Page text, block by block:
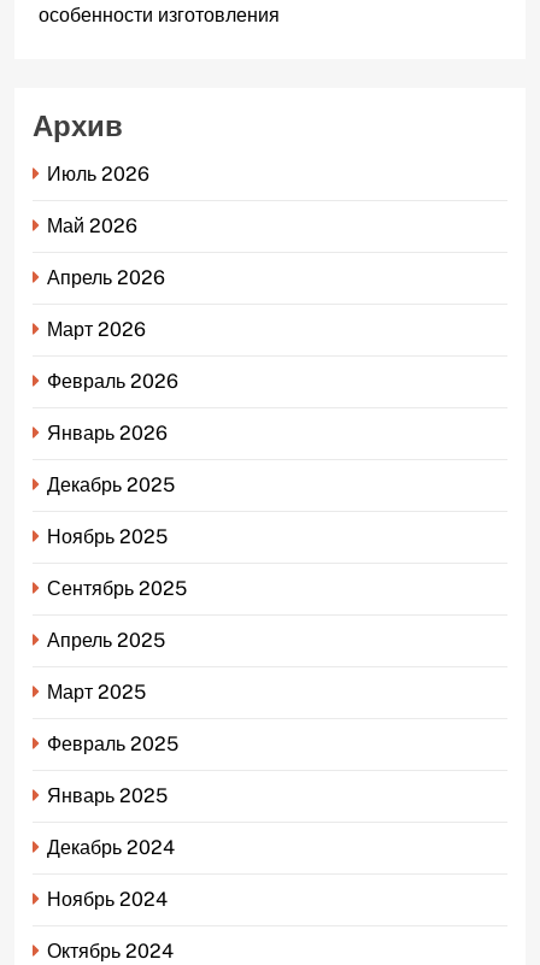
особенности изготовления
Архив
Июль 2026
Май 2026
Апрель 2026
Март 2026
Февраль 2026
Январь 2026
Декабрь 2025
Ноябрь 2025
Сентябрь 2025
Апрель 2025
Март 2025
Февраль 2025
Январь 2025
Декабрь 2024
Ноябрь 2024
Октябрь 2024